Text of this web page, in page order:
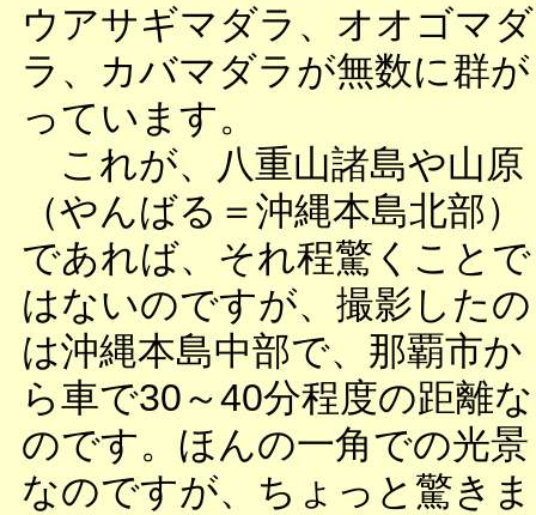
ウアサギマダラ、オオゴマダ
ラ、カバマダラが無数に群が
っています。
これが、八重山諸島や山原
（やんばる＝沖縄本島北部）
であれば、それ程驚くことで
はないのですが、撮影したの
は沖縄本島中部で、那覇市か
ら車で30～40分程度の距離な
のです。ほんの一角での光景
なのですが、ちょっと驚きま